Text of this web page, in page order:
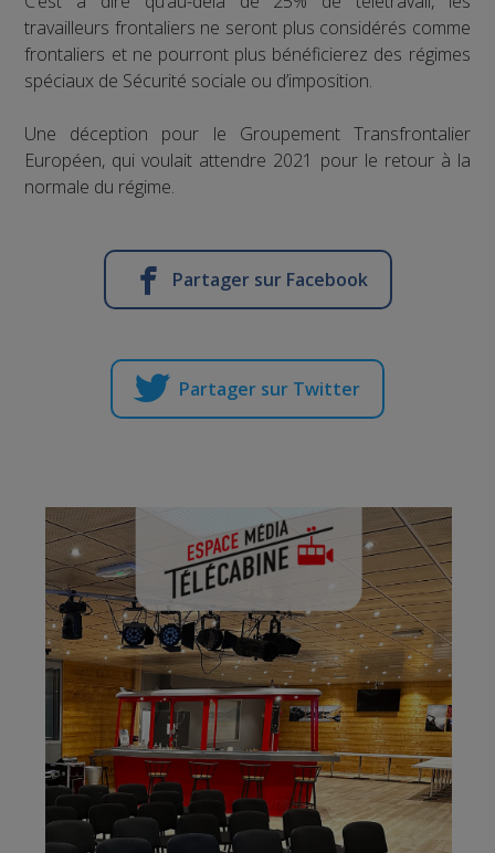
travailleurs frontaliers ne seront plus considérés comme
frontaliers et ne pourront plus bénéficierez des régimes
spéciaux de Sécurité sociale ou d’imposition.
Une déception pour le Groupement Transfrontalier
Européen, qui voulait attendre 2021 pour le retour à la
normale du régime.
Partager sur Facebook
Partager sur Twitter